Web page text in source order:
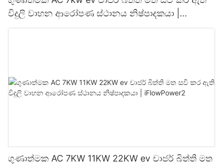
විදුලි වාහන ආරෝපණ ස්ථානය නිෂ්පාදකයා |
iFlowPower3
ගුණාත්මක AC 7KW 11KW 22KW ev චාජර් බිත්ති මත